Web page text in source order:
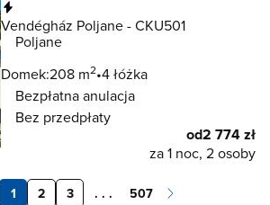
Vendégház Poljane - CKU501
Poljane
Domek:208 m2 4 łóżka
Bezpłatna anulacja
Bez przedpłaty
od2 774 zł
za 1 noc, 2 osoby
1 2 3 . . . 507